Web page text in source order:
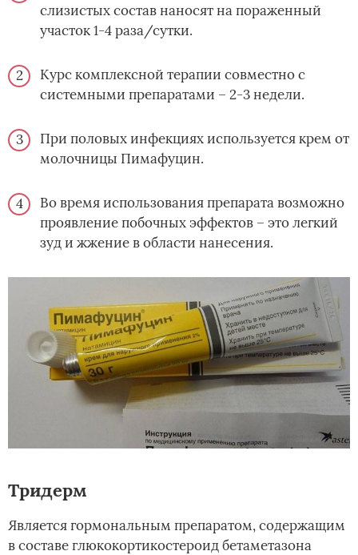
слизистых состав наносят на пораженный
участок 1-4 раза/сутки.
Курс комплексной терапии совместно с
системными препаратами – 2-3 недели.
При половых инфекциях используется крем от
молочницы Пимафуцин.
Во время использования препарата возможно
проявление побочных эффектов – это легкий
зуд и жжение в области нанесения.
Тридерм
Является гормональным препаратом, содержащим
в составе глюкокортикостероид бетаметазона